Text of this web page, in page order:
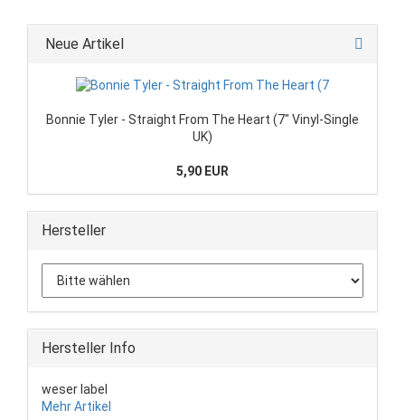
Neue Artikel
Bonnie Tyler - Straight From The Heart (7" Vinyl-Single
UK)
5,90 EUR
Hersteller
Hersteller Info
weser label
Mehr Artikel